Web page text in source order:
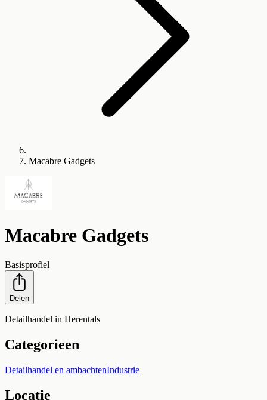
Macabre Gadgets
Macabre Gadgets
Basisprofiel
Delen
Detailhandel in Herentals
Categorieen
Detailhandel en ambachtenIndustrie
Locatie